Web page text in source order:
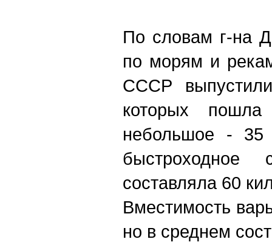
По словам г-на
по морям и
СССР
которых
небольшое -
быстроходное
составляла 60
Вместимость
но в среднем